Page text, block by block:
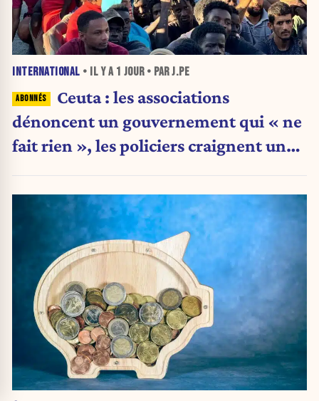
INTERNATIONAL • IL Y A 1 JOUR• PAR J.PE
Ceuta : les associations
dénoncent un gouvernement qui « ne
fait rien », les policiers craignent une